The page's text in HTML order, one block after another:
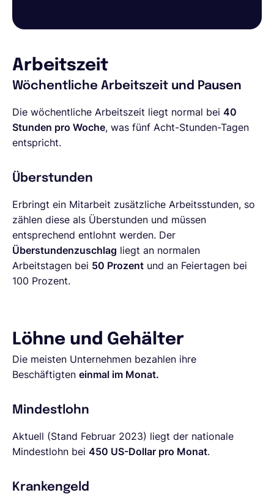
Arbeitszeit
Wöchentliche Arbeitszeit und Pausen
Die wöchentliche Arbeitszeit liegt normal bei 40
Stunden pro Woche, was fünf Acht-Stunden-Tagen
entspricht.
Überstunden
Erbringt ein Mitarbeit zusätzliche Arbeitsstunden, so
zählen diese als Überstunden und müssen
entsprechend entlohnt werden. Der
Überstundenzuschlag liegt an normalen
Arbeitstagen bei 50 Prozent und an Feiertagen bei
100 Prozent.
Löhne und Gehälter
Die meisten Unternehmen bezahlen ihre
Beschäftigten einmal im Monat.
Mindestlohn
Aktuell (Stand Februar 2023) liegt der nationale
Mindestlohn bei 450 US-Dollar pro Monat.
Krankengeld